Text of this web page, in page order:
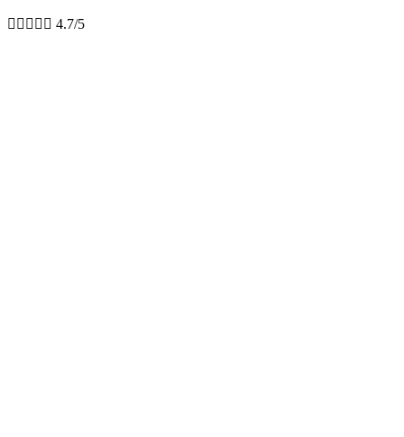
     4.7/5